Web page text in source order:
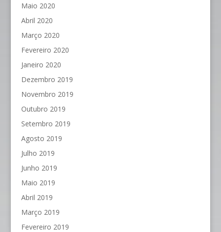
Maio 2020
Abril 2020
Março 2020
Fevereiro 2020
Janeiro 2020
Dezembro 2019
Novembro 2019
Outubro 2019
Setembro 2019
Agosto 2019
Julho 2019
Junho 2019
Maio 2019
Abril 2019
Março 2019
Fevereiro 2019